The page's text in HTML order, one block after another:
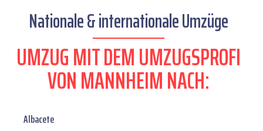
Nationale & internationale Umzüge
UMZUG MIT DEM UMZUGSPROFI
VON MANNHEIM NACH:
Albacete